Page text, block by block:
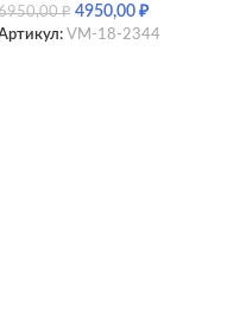
₽ 4950,00 ₽
VM-18-2344